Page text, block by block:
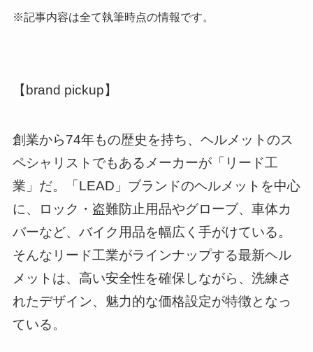
※記事内容は全て執筆時点の情報です。
【brand pickup】
創業から74年もの歴史を持ち、ヘルメットのス
ペシャリストでもあるメーカーが「リード工
業」だ。「LEAD」ブランドのヘルメットを中心
に、ロック・盗難防止用品やグローブ、車体カ
バーなど、バイク用品を幅広く手がけている。
そんなリード工業がラインナップする最新ヘル
メットは、高い安全性を確保しながら、洗練さ
れたデザイン、魅力的な価格設定が特徴となっ
ている。